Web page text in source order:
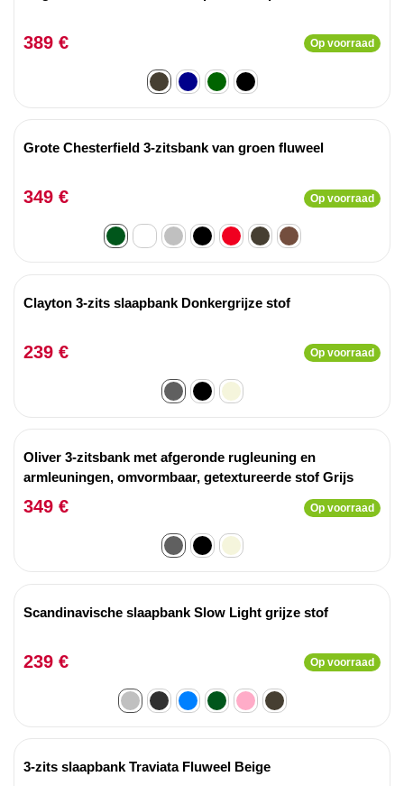
389 € Op voorraad
Grote Chesterfield 3-zitsbank van groen fluweel
349 € Op voorraad
Clayton 3-zits slaapbank Donkergrijze stof
239 € Op voorraad
Oliver 3-zitsbank met afgeronde rugleuning en
armleuningen, omvormbaar, getextureerde stof Grijs
349 € Op voorraad
Scandinavische slaapbank Slow Light grijze stof
239 € Op voorraad
3-zits slaapbank Traviata Fluweel Beige